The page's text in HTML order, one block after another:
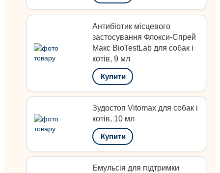
Антибіотик місцевого
застосування Флокси-Спрей
Макс BioTestLab для собак і
котів, 9 мл
Купити
Зудостоп Vitomax для собак і
котів, 10 мл
Купити
Емульсія для підтримки